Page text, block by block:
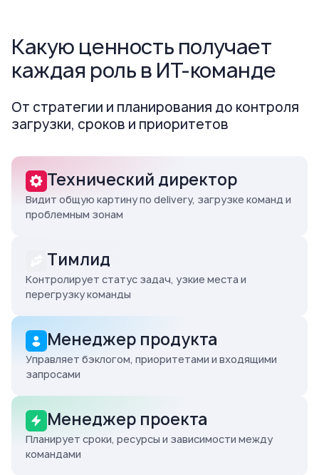
Какую ценность получает
каждая роль в ИТ-команде
От стратегии и планирования до контроля
загрузки, сроков и приоритетов
Технический директор
Видит общую картину по delivery, загрузке команд и
проблемным зонам
Тимлид
Контролирует статус задач, узкие места и
перегрузку команды
Менеджер продукта
Управляет бэклогом, приоритетами и входящими
запросами
Менеджер проекта
Планирует сроки, ресурсы и зависимости между
командами